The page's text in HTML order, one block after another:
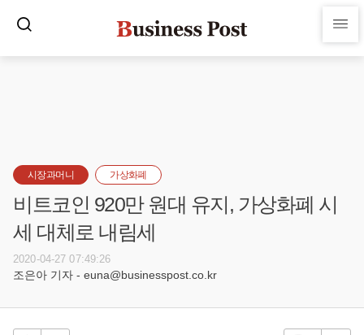
시장과머니 가상화폐
비트코인 920만 원대 유지, 가상화폐 시
세 대체로 내림세
2020-04-27 07:49:26
조은아 기자 - euna@businesspost.co.kr